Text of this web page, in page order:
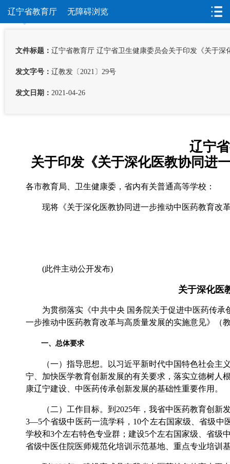
辽宁省教育厅 无障碍浏览
文件标题： 辽宁省教育厅 辽宁省卫生健康委员会关于印发《关于深
发文字号： 辽教发〔2021〕29号
发文日期： 2021-04-26
辽宁
关于印发《关于深化医教协同进
各市教育局、卫生健康委，省内有关普通高等学校：
现将《关于深化医教协同进一步推动中医药教育改
(此件主动公开发布)
关于深化医
为贯彻落实《中共中央 国务院关于促进中医药传承
一步推动中医药教育改革与高质量发展的实施意见》（
一、总体要求
（一）指导思想。以习近平新时代中国特色社会主义
宁、加快医学教育创新发展的有关要求，落实立德树人
康辽宁建设、中医药传承创新发展的基础性重要作用。
（二）工作目标。到2025年，我省中医药教育创新
3—5个省级中医药一流学科，10个左右国家级、省级中
学校和3个左右特色专业群；建设5个左右国家级、省
省级中医住院医师规范化培训示范基地、重点专业培训